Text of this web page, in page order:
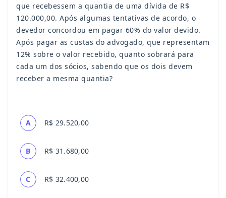
que recebessem a quantia de uma dívida de R$
120.000,00. Após algumas tentativas de acordo, o
devedor concordou em pagar 60% do valor devido.
Após pagar as custas do advogado, que representam
12% sobre o valor recebido, quanto sobrará para
cada um dos sócios, sabendo que os dois devem
receber a mesma quantia?
A R$ 29.520,00
B R$ 31.680,00
C R$ 32.400,00